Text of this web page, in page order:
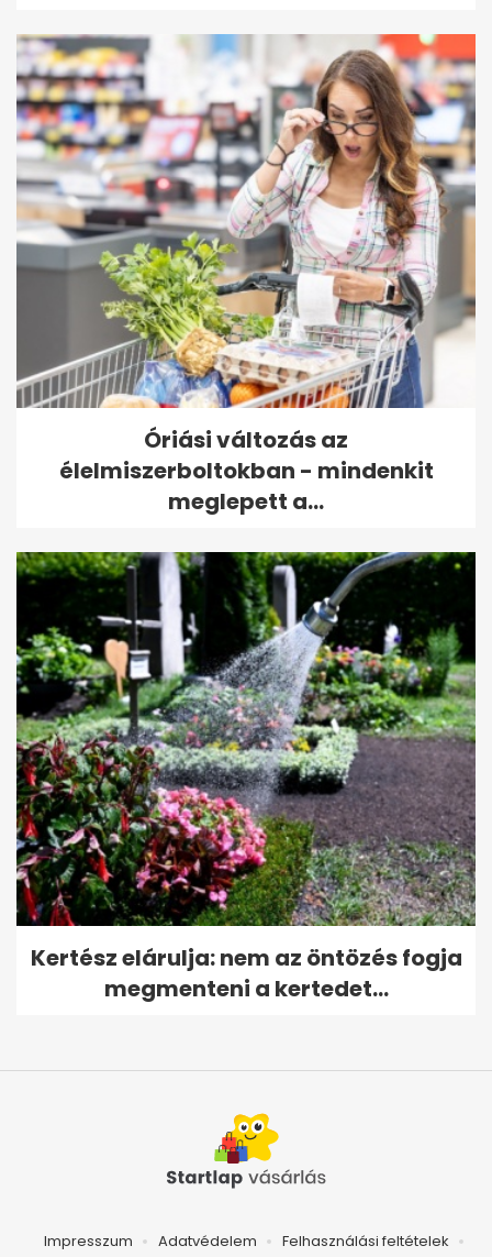
Óriási változás az
élelmiszerboltokban - mindenkit
meglepett a...
Kertész elárulja: nem az öntözés fogja
megmenteni a kertedet...
Impresszum Adatvédelem Felhasználási feltételek